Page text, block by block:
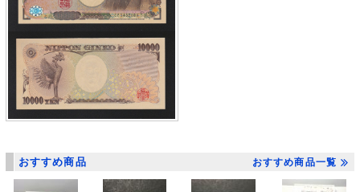
おすすめ商品 おすすめ商品一覧